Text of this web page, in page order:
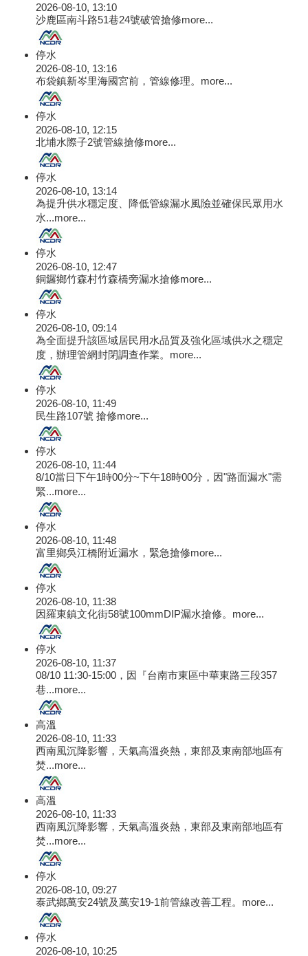
2026-08-10, 13:10
沙鹿區南斗路51巷24號破管搶修more...
停水
2026-08-10, 13:16
布袋鎮新岑里海國宮前，管線修理。 more...
停水
2026-08-10, 12:15
北埔水際子2號管線搶修more...
停水
2026-08-10, 13:14
為提升供水穩定度、降低管線漏水風險並確保民眾用水
水...more...
停水
2026-08-10, 12:47
銅鑼鄉竹森村竹森橋旁漏水搶修more...
停水
2026-08-10, 09:14
為全面提升該區域居民用水品質及強化區域供水之穩定
度，辦理管網封閉調查作業。 more...
停水
2026-08-10, 11:49
民生路107號 搶修more...
停水
2026-08-10, 11:44
8/10當日下午1時00分~下午18時00分，因"路面漏水"需
緊...more...
停水
2026-08-10, 11:48
富里鄉吳江橋附近漏水，緊急搶修more...
停水
2026-08-10, 11:38
因羅東鎮文化街58號100mmDIP漏水搶修。 more...
停水
2026-08-10, 11:37
08/10 11:30-15:00，因『台南市東區中華東路三段357
巷...more...
高溫
2026-08-10, 11:33
西南風沉降影響，天氣高溫炎熱，東部及東南部地區有
焚...more...
高溫
2026-08-10, 11:33
西南風沉降影響，天氣高溫炎熱，東部及東南部地區有
焚...more...
停水
2026-08-10, 09:27
泰武鄉萬安24號及萬安19-1前管線改善工程。 more...
停水
2026-08-10, 10:25